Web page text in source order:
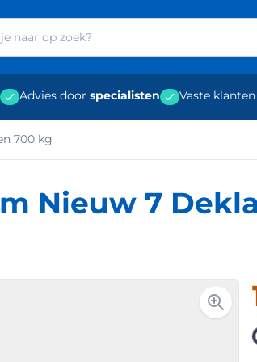
Advies door specialisten Vaste
700 kg
Nieuw 7